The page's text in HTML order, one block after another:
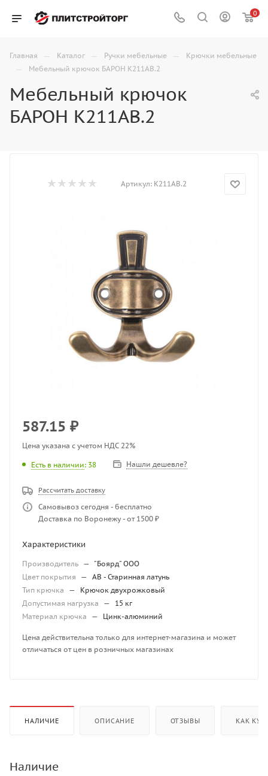
0
Главная — Каталог — Ручки мебельные — Крючки мебельные
— Мебельный крючок БАРОН K211AB.2
Мебельный крючок
БАРОН K211AB.2
Артикул: K211AB.2
587.15 ₽
Цена указана с учетом НДС 22%
Есть в наличии: 38 Нашли дешевле?
Рассчитать доставку
Самовывоз сегодня - бесплатно
Доставка по Воронежу - от 1500 ₽
Характеристики
Производитель — "Боярд" ООО
Цвет покрытия
— AB - Старинная латунь
Тип крючка
—
Крючок двухрожковый
Допустимая нагрузка
—
15 кг
Материал крючка
— Цинк-алюминий
Цена действительна только для интернет-магазина и может
отличаться от цен в розничных магазинах
НАЛИЧИЕ ОПИСАНИЕ ОТЗЫВЫ КАК
Наличие